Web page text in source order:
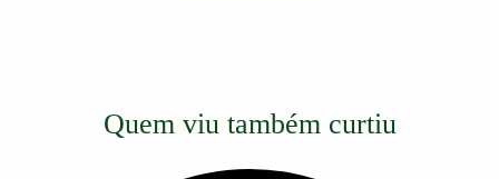
Quem viu também curtiu